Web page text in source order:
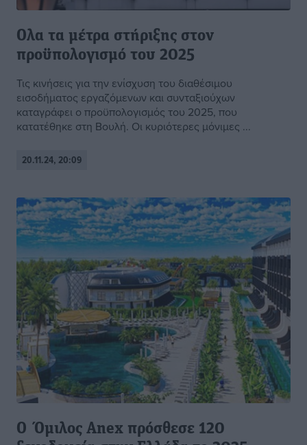
Ολα τα μέτρα στήριξης στον
προϋπολογισμό του 2025
Τις κινήσεις για την ενίσχυση του διαθέσιμου
εισοδήματος εργαζόμενων και συνταξιούχων
καταγράφει ο προϋπολογισμός του 2025, που
κατατέθηκε στη Βουλή. Οι κυριότερες μόνιμες ...
20.11.24, 20:09
Ο Όμιλος Anex πρόσθεσε 120